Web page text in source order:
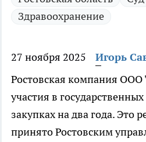
Здравоохранение
27 ноября 2025
Игорь
Ростовская компания ООО
участия в
закупках на два года. Это
принято Ростовским